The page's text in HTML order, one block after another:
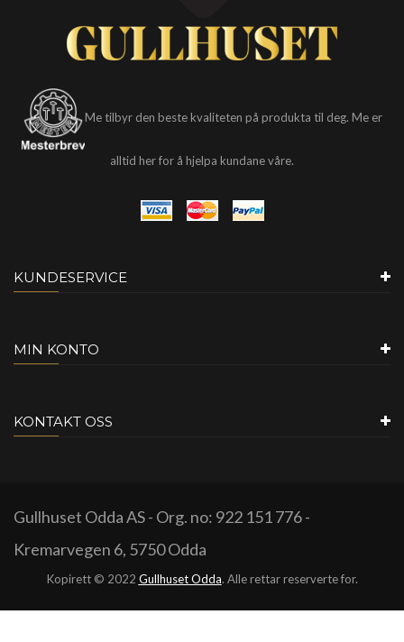
Me tilbyr den beste kvaliteten på produkta til deg. Me er
alltid her for å hjelpa kundane våre.
KUNDESERVICE
MIN KONTO
KONTAKT OSS
Gullhuset Odda AS - Org. no: 922 151 776 -
Kremarvegen 6, 5750 Odda
Kopirett © 2022 Gullhuset Odda. Alle rettar reserverte for.